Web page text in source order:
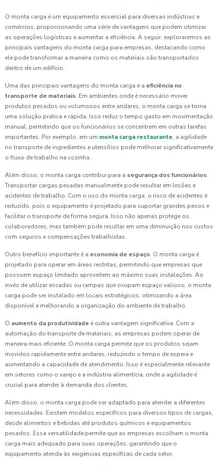
O monta carga é um equipamento essencial para diversas indústrias e
comércios, proporcionando uma série de vantagens que podem otimizar
as operações logísticas e aumentar a eficiência. A seguir, exploraremos as
principais vantagens do monta carga para empresas, destacando como
ele pode transformar a maneira como os materiais são transportados
dentro de um edifício.
Uma das principais vantagens do monta carga é a eficiência no
transporte de materiais. Em ambientes onde é necessário mover
produtos pesados ou volumosos entre andares, o monta carga se torna
uma solução prática e rápida. Isso reduz o tempo gasto em movimentação
manual, permitindo que os funcionários se concentrem em outras tarefas
importantes. Por exemplo, em um monta carga restaurante, a agilidade
no transporte de ingredientes e utensílios pode melhorar significativamente
o fluxo de trabalho na cozinha.
Além disso, o monta carga contribui para a segurança dos funcionários.
Transportar cargas pesadas manualmente pode resultar em lesões e
acidentes de trabalho. Com o uso do monta carga, o risco de acidentes é
reduzido, pois o equipamento é projetado para suportar grandes pesos e
facilitar o transporte de forma segura. Isso não apenas protege os
colaboradores, mas também pode resultar em uma diminuição nos custos
com seguros e compensações trabalhistas.
Outro benefício importante é a economia de espaço. O monta carga é
projetado para operar em áreas restritas, permitindo que empresas que
possuem espaço limitado aproveitem ao máximo suas instalações. Ao
invés de utilizar escadas ou rampas que ocupam espaço valioso, o monta
carga pode ser instalado em locais estratégicos, otimizando a área
disponível e melhorando a organização do ambiente de trabalho.
O aumento da produtividade é outra vantagem significativa. Com a
automação do transporte de materiais, as empresas podem operar de
maneira mais eficiente. O monta carga permite que os produtos sejam
movidos rapidamente entre andares, reduzindo o tempo de espera e
aumentando a capacidade de atendimento. Isso é especialmente relevante
em setores como o varejo e a indústria alimentícia, onde a agilidade é
crucial para atender à demanda dos clientes.
Além disso, o monta carga pode ser adaptado para atender a diferentes
necessidades. Existem modelos específicos para diversos tipos de cargas,
desde alimentos e bebidas até produtos químicos e equipamentos
pesados. Essa versatilidade permite que as empresas escolham o monta
carga mais adequado para suas operações, garantindo que o
equipamento atenda às exigências específicas de cada setor.